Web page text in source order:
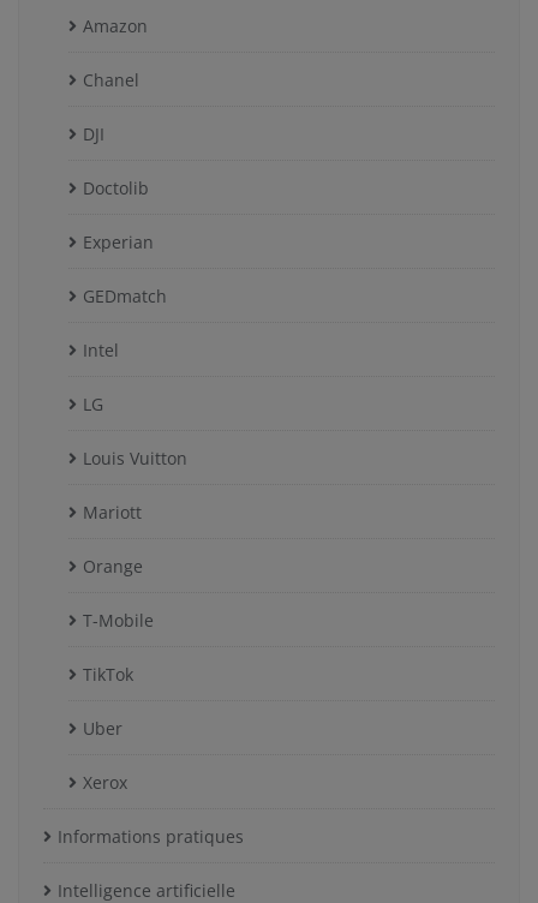
Amazon
Chanel
DJI
Doctolib
Experian
GEDmatch
Intel
LG
Louis Vuitton
Mariott
Orange
T-Mobile
TikTok
Uber
Xerox
Informations pratiques
Intelligence artificielle